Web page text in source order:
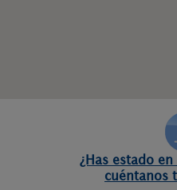
¿Has estado
cuéntanos